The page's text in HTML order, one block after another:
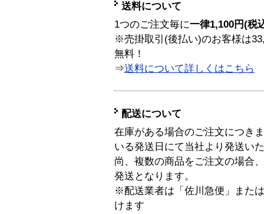
送料について
1つのご注文毎に一律1,100円(税
※売掛取引(後払い)のお客様は
無料！
⇒送料について詳しくはこちら
配送について
在庫がある場合のご注文につき
いる発送日にて当社より発送い
尚、複数の商品をご注文の場合
発送となります。
※配送業者は「佐川急便」また
けます